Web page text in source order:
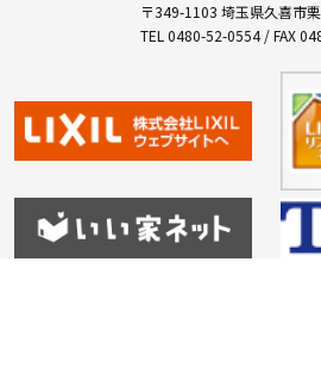
〒349-1103 埼玉県久喜市
TEL 0480-52-0554 / FAX